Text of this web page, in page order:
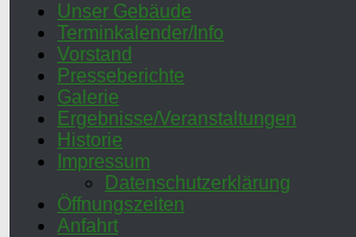
Unser Gebäude
Terminkalender/Info
Vorstand
Presseberichte
Galerie
Ergebnisse/Veranstaltungen
Historie
Impressum
Datenschutzerklärung
Öffnungszeiten
Anfahrt